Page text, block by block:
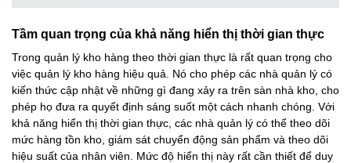
Tầm quan trọng của khả năng hiển thị thời gian thực
Trong quản lý kho hàng theo thời gian thực là rất quan trọng cho
việc quản lý kho hàng hiệu quả. Nó cho phép các nhà quản lý có
kiến thức cập nhật về những gì đang xảy ra trên sàn nhà kho, cho
phép họ đưa ra quyết định sáng suốt một cách nhanh chóng. Với
khả năng hiển thị thời gian thực, các nhà quản lý có thể theo dõi
mức hàng tồn kho, giám sát chuyển động sản phẩm và theo dõi
hiệu suất của nhân viên. Mức độ hiển thị này rất cần thiết để duy